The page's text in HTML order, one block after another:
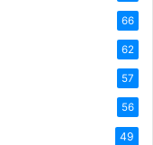
66
62
57
56
49